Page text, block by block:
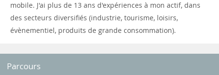
mobile. J'ai plus de 13 ans d'expériences à mon actif, dans
des secteurs diversifiés (industrie, tourisme, loisirs,
évènementiel, produits de grande consommation).
Parcours